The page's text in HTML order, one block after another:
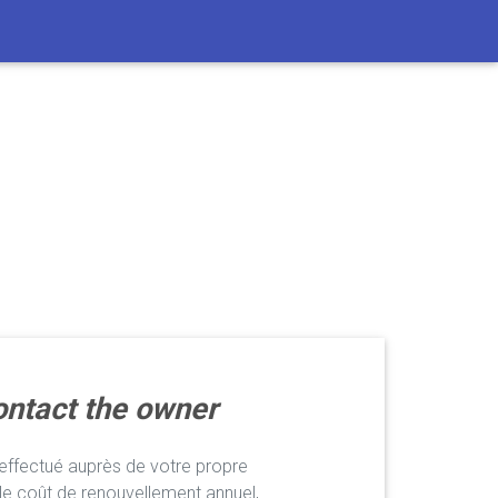
the owner
auprès de votre propre
coût de renouvellement annuel,